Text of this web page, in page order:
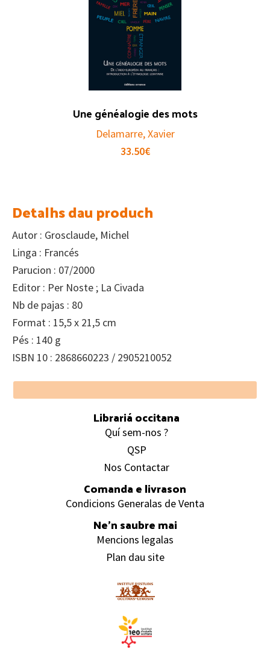
Une généalogie des mots
Delamarre, Xavier
33.50€
Detalhs dau produch
Autor : Grosclaude, Michel
Linga : Francés
Parucion : 07/2000
Editor : Per Noste ; La Civada
Nb de pajas : 80
Format : 15,5 x 21,5 cm
Pés : 140 g
ISBN 10 : 2868660223 / 2905210052
Footer
Librariá occitana
Quí sem-nos ?
QSP
Nos Contactar
Comanda e livrason
Condicions Generalas de Venta
Ne’n saubre mai
Mencions legalas
Plan dau site